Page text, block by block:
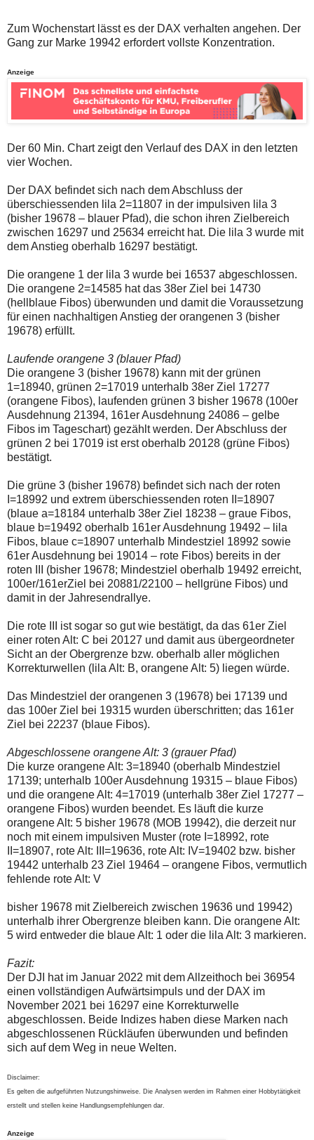
gegen
die
Netiquette
ein
Missbrauch
der
Kommentarfunktion
sein.
Sie
Ihre
oder
Ihre
Internetverbindung
und
versuchen
Sie
es
einem
späteren
Zeitpunkt
noch
einmal.
Sollte
Problem
weiterbestehen
bitte
ich
um
Kontaktaufnahme
per
Mail
robbys-
elliottwellen@online.de.
Lösung
des
Problems
sind
die
Post
auch
auf
der
Plattform
wallstreet-
verfügbar.
die
Post
auch
der
Plattform
wallstreet-
verfügbar.
Zum Wochenstart lässt es der DAX verhalten angehen. Der
Gang zur Marke 19942 erfordert vollste Konzentration.
Anzeige
Der 60 Min. Chart zeigt den Verlauf des DAX in den letzten
vier Wochen.
Der DAX befindet sich nach dem Abschluss der
überschiessenden lila 2=11807 in der impulsiven lila 3
(bisher 19678 – blauer Pfad), die schon ihren Zielbereich
zwischen 16297 und 25634 erreicht hat. Die lila 3 wurde mit
dem Anstieg oberhalb 16297 bestätigt.
Die orangene 1 der lila 3 wurde bei 16537 abgeschlossen.
Die orangene 2=14585 hat das 38er Ziel bei 14730
(hellblaue Fibos) überwunden und damit die Voraussetzung
für einen nachhaltigen Anstieg der orangenen 3 (bisher
19678) erfüllt.
Laufende orangene 3 (blauer Pfad)
Die orangene 3 (bisher 19678) kann mit der grünen
1=18940, grünen 2=17019 unterhalb 38er Ziel 17277
(orangene Fibos), laufenden grünen 3 bisher 19678 (100er
Ausdehnung 21394, 161er Ausdehnung 24086 – gelbe
Fibos im Tageschart) gezählt werden. Der Abschluss der
grünen 2 bei 17019 ist erst oberhalb 20128 (grüne Fibos)
bestätigt.
Die grüne 3 (bisher 19678) befindet sich nach der roten
I=18992 und extrem überschiessenden roten II=18907
(blaue a=18184 unterhalb 38er Ziel 18238 – graue Fibos,
blaue b=19492 oberhalb 161er Ausdehnung 19492 – lila
Fibos, blaue c=18907 unterhalb Mindestziel 18992 sowie
61er Ausdehnung bei 19014 – rote Fibos) bereits in der
roten III (bisher 19678; Mindestziel oberhalb 19492 erreicht,
100er/161erZiel bei 20881/22100 – hellgrüne Fibos) und
damit in der Jahresendrallye.
Die rote III ist sogar so gut wie bestätigt, da das 61er Ziel
einer roten Alt: C bei 20127 und damit aus übergeordneter
Sicht an der Obergrenze bzw. oberhalb aller möglichen
Korrekturwellen (lila Alt: B, orangene Alt: 5) liegen würde.
Das Mindestziel der orangenen 3 (19678) bei 17139 und
das 100er Ziel bei 19315 wurden überschritten; das 161er
Ziel bei 22237 (blaue Fibos).
Abgeschlossene orangene Alt: 3 (grauer Pfad)
Die kurze orangene Alt: 3=18940 (oberhalb Mindestziel
17139; unterhalb 100er Ausdehnung 19315 – blaue Fibos)
und die orangene Alt: 4=17019 (unterhalb 38er Ziel 17277 –
orangene Fibos) wurden beendet. Es läuft die kurze
orangene Alt: 5 bisher 19678 (MOB 19942), die derzeit nur
noch mit einem impulsiven Muster (rote I=18992, rote
II=18907, rote Alt: III=19636, rote Alt: IV=19402 bzw. bisher
19442 unterhalb 23 Ziel 19464 – orangene Fibos, vermutlich
fehlende rote Alt: V
bisher 19678 mit Zielbereich zwischen 19636 und 19942)
unterhalb ihrer Obergrenze bleiben kann. Die orangene Alt:
5 wird entweder die blaue Alt: 1 oder die lila Alt: 3 markieren.
Fazit:
Der DJI hat im Januar 2022 mit dem Allzeithoch bei 36954
einen vollständigen Aufwärtsimpuls und der DAX im
November 2021 bei 16297 eine Korrekturwelle
abgeschlossen. Beide Indizes haben diese Marken nach
abgeschlossenen Rückläufen überwunden und befinden
sich auf dem Weg in neue Welten.
Disclaimer:
Es gelten die aufgeführten Nutzungshinweise. Die Analysen werden im Rahmen einer Hobbytätigkeit
erstellt und stellen keine Handlungsempfehlungen dar.
Anzeige